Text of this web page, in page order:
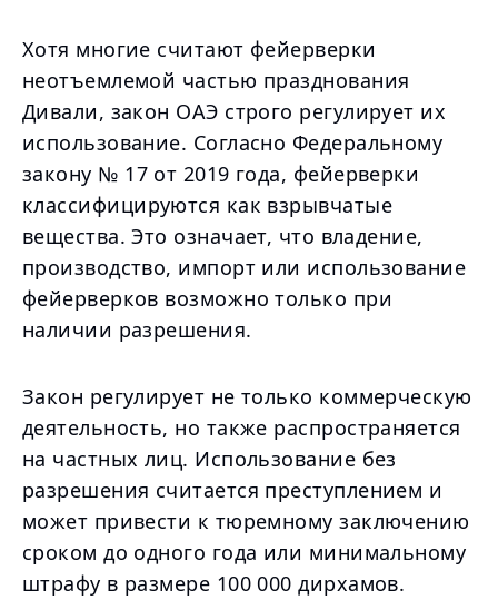
Хотя многие считают фейерверки
неотъемлемой частью празднования
Дивали, закон ОАЭ строго регулирует их
использование. Согласно Федеральному
закону № 17 от 2019 года, фейерверки
классифицируются как взрывчатые
вещества. Это означает, что владение,
производство, импорт или использование
фейерверков возможно только при
наличии разрешения.
Закон регулирует не только коммерческую
деятельность, но также распространяется
на частных лиц. Использование без
разрешения считается преступлением и
может привести к тюремному заключению
сроком до одного года или минимальному
штрафу в размере 100 000 дирхамов.